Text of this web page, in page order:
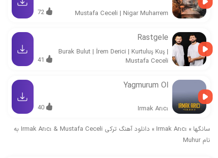
Mustafa Ceceli | Nigar Muharrem
72
Rastgele
Burak Bulut | İrem Derici | Kurtuluş Kuş |
Mustafa Ceceli
41
Yagmurum Ol
Irmak Arıcı
40
سانگها »
Irmak Arıcı
»
دانلود آهنگ ترکی Irmak Arıcı & Mustafa Ceceli به
نام Muhur